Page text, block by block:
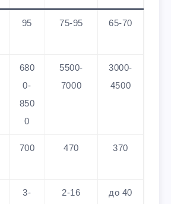
95 75-95 65-70
680
0-
850
0
5500-
7000
3000-
4500
700 470 370
3-
2-16 до 40